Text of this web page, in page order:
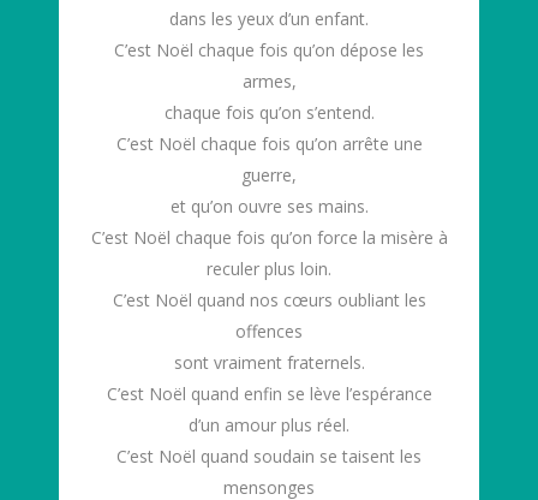
dans les yeux d’un enfant.
C’est Noël chaque fois qu’on dépose les
armes,
chaque fois qu’on s’entend.
C’est Noël chaque fois qu’on arrête une
guerre,
et qu’on ouvre ses mains.
C’est Noël chaque fois qu’on force la misère à
reculer plus loin.
C’est Noël quand nos cœurs oubliant les
offences
sont vraiment fraternels.
C’est Noël quand enfin se lève l’espérance
d’un amour plus réel.
C’est Noël quand soudain se taisent les
mensonges